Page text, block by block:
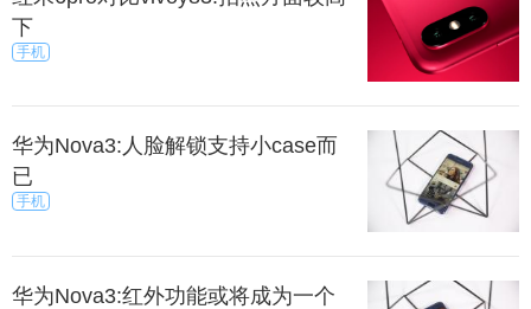
下
手机
华为Nova3:人脸解锁支持小case而
已
手机
华为Nova3:红外功能或将成为一个